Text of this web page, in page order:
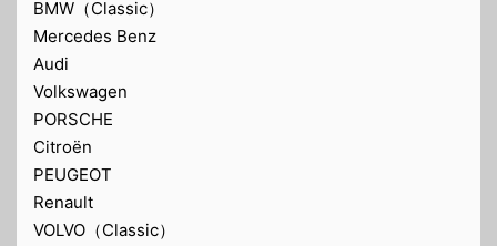
BMW（Classic）
Mercedes Benz
Audi
Volkswagen
PORSCHE
Citroën
PEUGEOT
Renault
VOLVO（Classic）